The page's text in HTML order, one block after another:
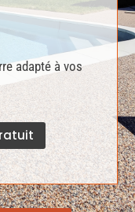
adapté à vos